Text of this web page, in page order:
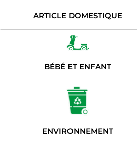
ARTICLE DOMESTIQUE
BÉBÉ ET ENFANT
ENVIRONNEMENT